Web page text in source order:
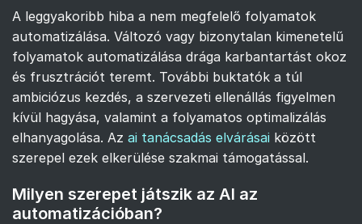
A leggyakoribb hiba a nem megfelelő folyamatok
automatizálása. Változó vagy bizonytalan kimenetelű
folyamatok automatizálása drága karbantartást okoz
és frusztrációt teremt. További buktatók a túl
ambiciózus kezdés, a szervezeti ellenállás figyelmen
kívül hagyása, valamint a folyamatos optimalizálás
elhanyagolása. Az ai tanácsadás elvárásai között
szerepel ezek elkerülése szakmai támogatással.
Milyen szerepet játszik az AI az
automatizációban?